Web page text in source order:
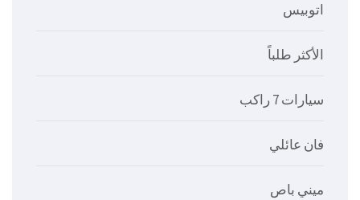
اتوبيس
الأكثر طلباً
سيارات 7 راكب
فان عائلي
ميني باص